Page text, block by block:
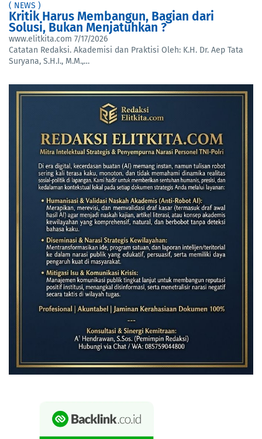
( NEWS )
Kritik Harus Membangun, Bagian dari
Solusi, Bukan Menjatuhkan ?
www.elitkita.com 7/17/2026
Catatan Redaksi. Akademisi dan Praktisi Oleh: K.H. Dr. Aep Tata
Suryana, S.H.I., M.M.,…